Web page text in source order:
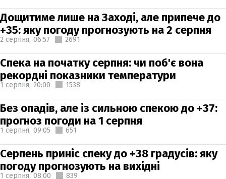
Дощитиме лише на Заході, але припече до
+35: яку погоду прогнозують на 2 серпня
2 серпня, 06:57 2691
Спека на початку серпня: чи поб'є вона
рекордні показники температури
1 серпня, 20:00 1538
Без опадів, але із сильною спекою до +37:
прогноз погоди на 1 серпня
1 серпня, 09:05 651
Серпень приніс спеку до +38 градусів: яку
погоду прогнозують на вихідні
1 серпня, 08:00 839